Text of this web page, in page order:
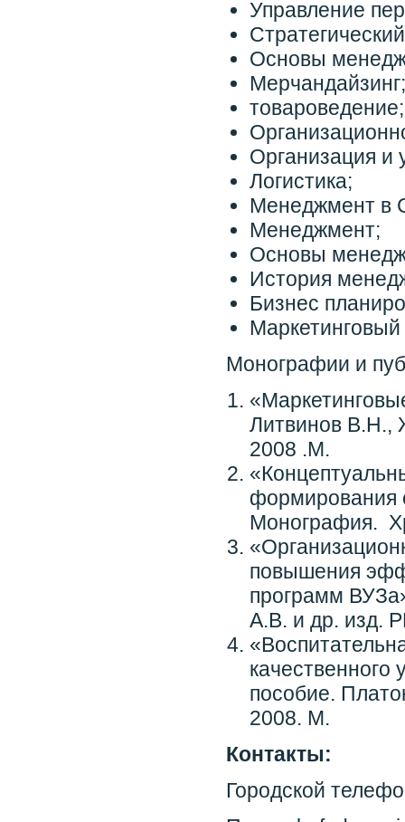
Управление
Основы
Мерчандайзинг;
товароведение;
Организация и
Логистика;
Менеджмент в
Менеджмент;
Основы
История
Бизнес
Монографии и
Литвинов В.Н.,
2008 .М.
формирования
Монография.
повышения
программ
А.В. и др. изд.
качественного
пособие.
2008. М.
Контакты:
Городской